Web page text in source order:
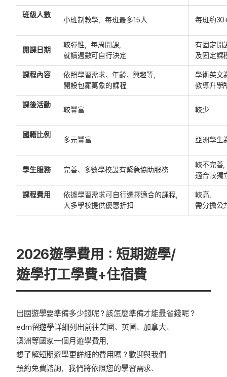
班級人數
小班制教學，每班最多15人 每班約
開課日期
較彈性，每周開課，
就讀週數可自行決定
有固定開
及固定課
課程內容
依照學習需求、年齡、興趣等，
開設包羅萬象的課程
學術英文
教導升學
課後活動
較豐富 較少
國籍比例
多元豐富 亞洲學生
學生服務 完善、多數學校設有緊急協助服務
較不完善
適合較獨
課程費用
依據學習需求可自行選擇適合的課程，
大多學校提供優惠折扣
較高，
需分擔公
2026遊學費用：短期遊學/
遊學打工學費+住宿費
出國遊學要準備多少錢呢？該怎麼準備才能最省錢呢？
edm留遊學詳細列出前往美國、英國、加拿大、
澳洲等國家一個月遊學費用，
想了解短期遊學更詳細的費用嗎？歡迎與我們
預約免費諮詢，我們將依照您的學習需求、